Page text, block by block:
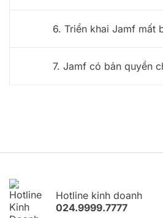
6. Triển khai Jamf mất
7. Jamf có bản quyền
Hotline kinh doanh
024.9999.7777